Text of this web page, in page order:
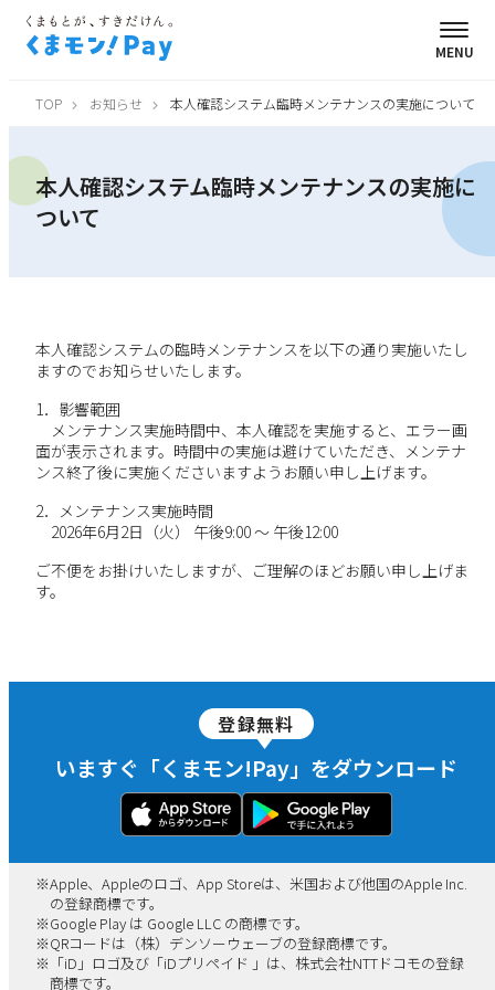
MENU
TOP お知らせ 本人確認システム臨時メンテナンスの実施について
本人確認システム臨時メンテナンスの実施に
ついて
本人確認システムの臨時メンテナンスを以下の通り実施いたし
ますのでお知らせいたします。
1．影響範囲
メンテナンス実施時間中、本人確認を実施すると、エラー画
面が表示されます。時間中の実施は避けていただき、メンテナ
ンス終了後に実施くださいますようお願い申し上げます。
2．メンテナンス実施時間
2026年6月2日（火） 午後9:00 ～ 午後12:00
ご不便をお掛けいたしますが、ご理解のほどお願い申し上げま
す。
登録無料
いますぐ「くまモン!Pay」をダウンロード
※Apple、Appleのロゴ、App Storeは、米国および他国のApple Inc.
の登録商標です。
※Google Play は Google LLC の商標です。
※QRコードは（株）デンソーウェーブの登録商標です。
※ 「iD」ロゴ及び「iDプリペイド 」は、株式会社NTTドコモの登録
商標です。